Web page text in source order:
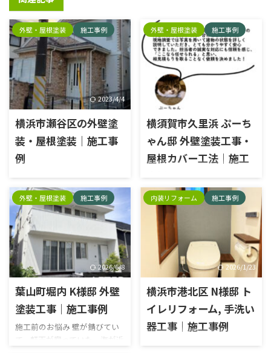
外壁・屋根塗装 施工事例
2023/4/4
横浜市瀬谷区の外壁塗
装・屋根塗装｜施工事
例
施工内容外壁塗装工事、屋根
塗装工事、ベランダ防水工事
エリア横浜市瀬谷区物件種別
戸建て 施工前 屋根施工前 外壁
施工前 破風板施行前 雨戸施工
前 霧よけ庇施工前 ベランダ防
水施工前 施工中 高圧洗浄 高圧
洗浄 タスペーサー シーラー 中
塗り 上塗り 錆止め 上塗り1回
目 上塗り2回目 下地補修 ケレ
ン 下塗り 中塗り 上塗り 施工後
外壁 ベランダ 雨戸 屋根
外壁・屋根塗装 施工事例
横須賀市久里浜 ぷーち
ゃん邸 外壁塗装工事・
屋根カバー工法｜施工
事例
施工前のお悩み これまで家を
建てて貰った住宅メーカーに
リフォームを依頼していまし
たが、工事内容に十分納得で
きないことがありました。今
回の塗装工事もどこに依頼す
ればよいのか分からず、信頼で
施工内容外壁塗装工事・屋根
カバー工法エリア横須賀市久
里浜外壁塗料種類：日本ペイ
ント塗料名：パーフェクトトッ
プ屋根材種類：IG工業 スーパ
外壁・屋根塗装 施工事例
2026/6/8
葉山町堀内 K様邸 外壁
塗装工事｜施工事例
施工前のお悩み 壁が錆びてい
て、軒天が腐っていた。海が近
内装リフォーム 施工事例
2026/1/23
横浜市港北区 N様邸 ト
イレリフォーム, 手洗い
器工事｜施工事例
施工前 施工後 建物タイプ戸建